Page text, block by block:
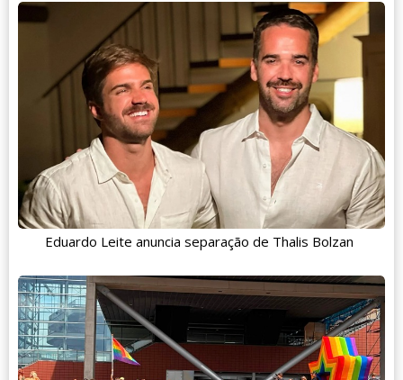
Eduardo Leite anuncia separação de Thalis Bolzan